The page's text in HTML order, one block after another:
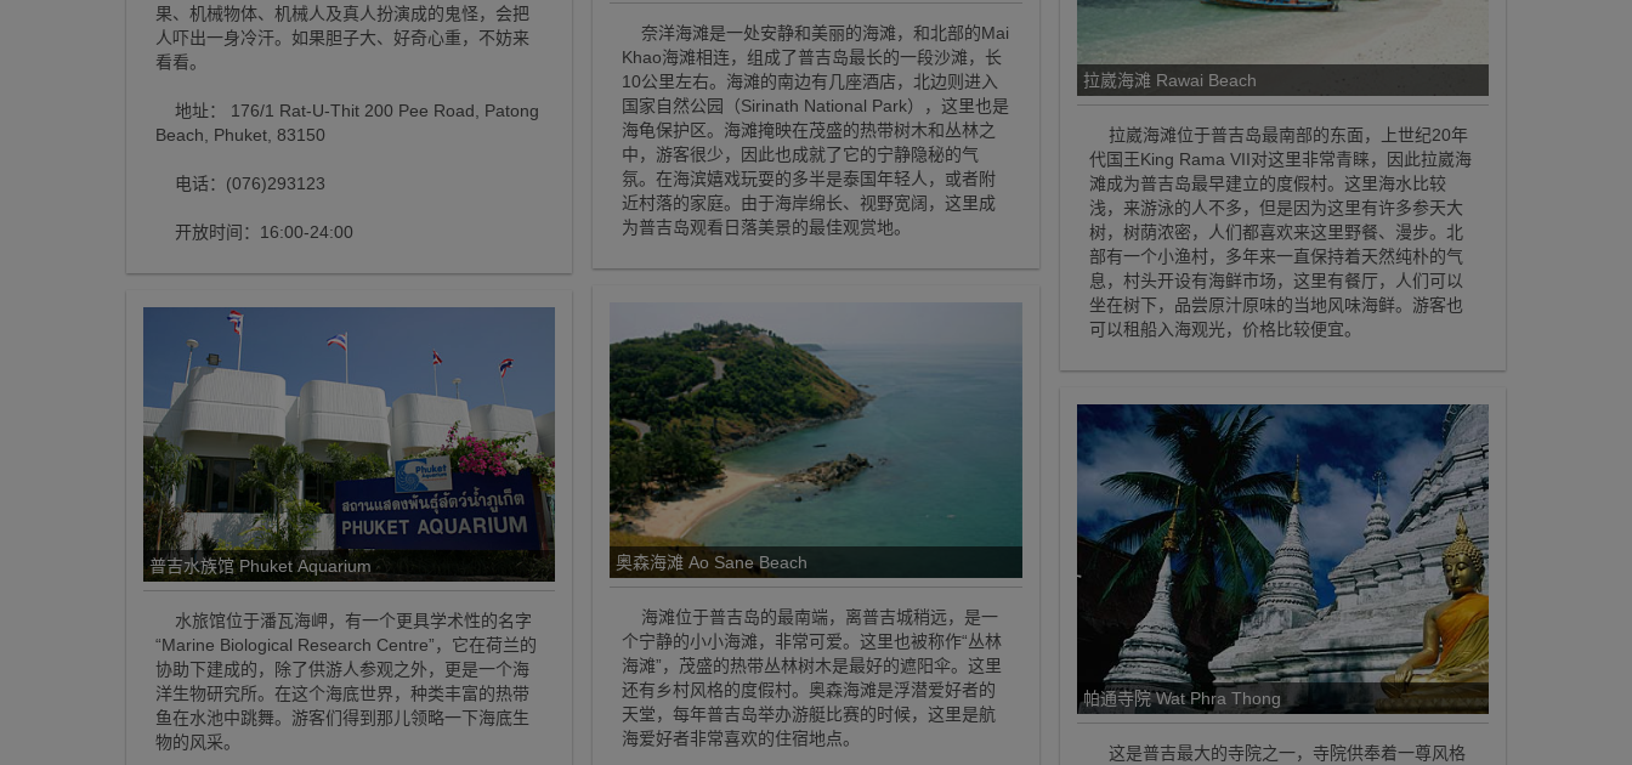
果、机械物体、机械人及真人扮演成的鬼怪，会把
人吓出一身冷汗。如果胆子大、好奇心重，不妨来
看看。
地址： 176/1 Rat-U-Thit 200 Pee Road, Patong
Beach, Phuket, 83150
电话：(076)293123
开放时间：16:00-24:00
普吉水族馆 Phuket Aquarium
水旅馆位于潘瓦海岬，有一个更具学术性的名字
“Marine Biological Research Centre”，它在荷兰的
协助下建成的，除了供游人参观之外，更是一个海
洋生物研究所。在这个海底世界，种类丰富的热带
鱼在水池中跳舞。游客们得到那儿领略一下海底生
物的风采。
奈洋海滩是一处安静和美丽的海滩，和北部的Mai
Khao海滩相连，组成了普吉岛最长的一段沙滩，长
10公里左右。海滩的南边有几座酒店，北边则进入
国家自然公园（Sirinath National Park），这里也是
海龟保护区。海滩掩映在茂盛的热带树木和丛林之
中，游客很少，因此也成就了它的宁静隐秘的气
氛。在海滨嬉戏玩耍的多半是泰国年轻人，或者附
近村落的家庭。由于海岸绵长、视野宽阔，这里成
为普吉岛观看日落美景的最佳观赏地。
奥森海滩 Ao Sane Beach
海滩位于普吉岛的最南端，离普吉城稍远，是一
个宁静的小小海滩，非常可爱。这里也被称作“丛林
海滩”，茂盛的热带丛林树木是最好的遮阳伞。这里
还有乡村风格的度假村。奥森海滩是浮潜爱好者的
天堂，每年普吉岛举办游艇比赛的时候，这里是航
海爱好者非常喜欢的住宿地点。
拉崴海滩 Rawai Beach
拉崴海滩位于普吉岛最南部的东面，上世纪20年
代国王King Rama VII对这里非常青睐，因此拉崴海
滩成为普吉岛最早建立的度假村。这里海水比较
浅，来游泳的人不多，但是因为这里有许多参天大
树，树荫浓密，人们都喜欢来这里野餐、漫步。北
部有一个小渔村，多年来一直保持着天然纯朴的气
息，村头开设有海鲜市场，这里有餐厅，人们可以
坐在树下，品尝原汁原味的当地风味海鲜。游客也
可以租船入海观光，价格比较便宜。
帕通寺院 Wat Phra Thong
这是普吉最大的寺院之一，寺院供奉着一尊风格